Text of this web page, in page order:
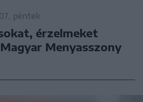
péntek
érzelmeket
Menyasszony